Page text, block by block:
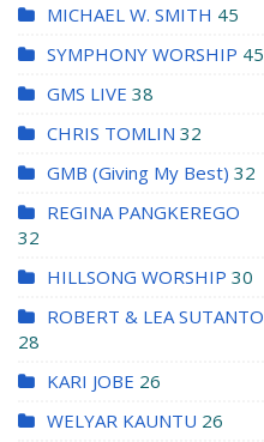
MICHAEL W. SMITH 45
SYMPHONY WORSHIP 45
GMS LIVE 38
CHRIS TOMLIN 32
GMB (Giving My Best) 32
REGINA PANGKEREGO
32
HILLSONG WORSHIP 30
ROBERT & LEA SUTANTO
28
KARI JOBE 26
WELYAR KAUNTU 26